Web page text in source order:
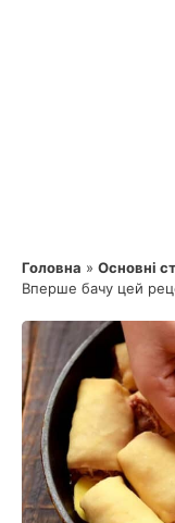
Головна » Основні
Вперше бачу цей